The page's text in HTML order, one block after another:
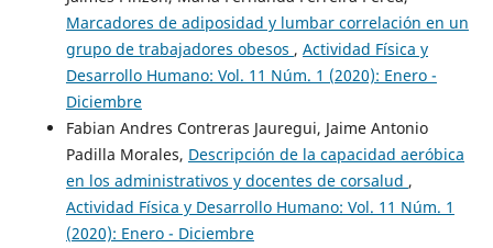
Marcadores de adiposidad y lumbar correlación en un
grupo de trabajadores obesos , Actividad Física y
Desarrollo Humano: Vol. 11 Núm. 1 (2020): Enero -
Diciembre
Fabian Andres Contreras Jauregui, Jaime Antonio
Padilla Morales, Descripción de la capacidad aeróbica
en los administrativos y docentes de corsalud ,
Actividad Física y Desarrollo Humano: Vol. 11 Núm. 1
(2020): Enero - Diciembre